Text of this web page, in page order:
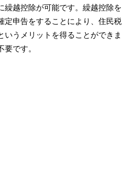
繰越控除が可能です。繰越控除を
定申告をすることにより、住民税
いうメリットを得ることができま
要です。